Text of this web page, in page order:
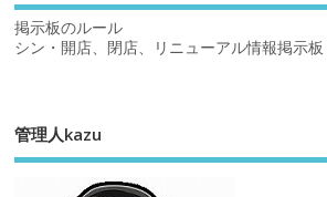
掲示板のルール
シン・開店、閉店、リニューアル情報掲示板
管理人kazu